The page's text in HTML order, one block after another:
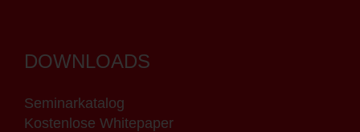
DOWNLOADS
Seminarkatalog
Kostenlose Whitepaper